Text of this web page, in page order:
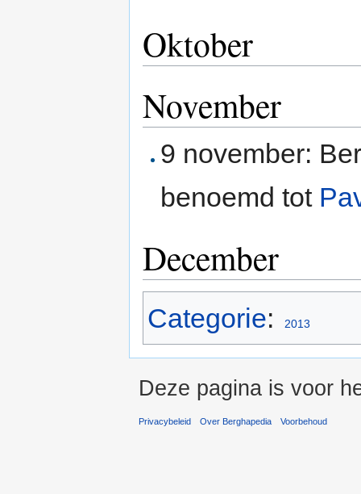
Oktober
November
9 november:
benoemd tot
December
Categorie: 2013
Deze pagina is voor
Privacybeleid Over Berghapedia Voorbehoud